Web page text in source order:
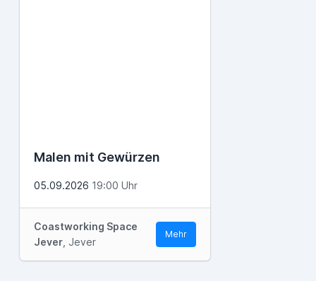
Malen mit Gewürzen
05.09.2026 19:00 Uhr
Coastworking Space
Jever , Jever
Mehr